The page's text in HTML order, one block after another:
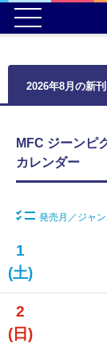
2026年8月の新
MFC ジーンピ
カレンダー
発売月／ジャ
1
(土)
2
(日)